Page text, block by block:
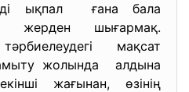
ықпал ғана бала
жерден шығармақ.
мақсат
жолында алдына
жағынан, өзінің